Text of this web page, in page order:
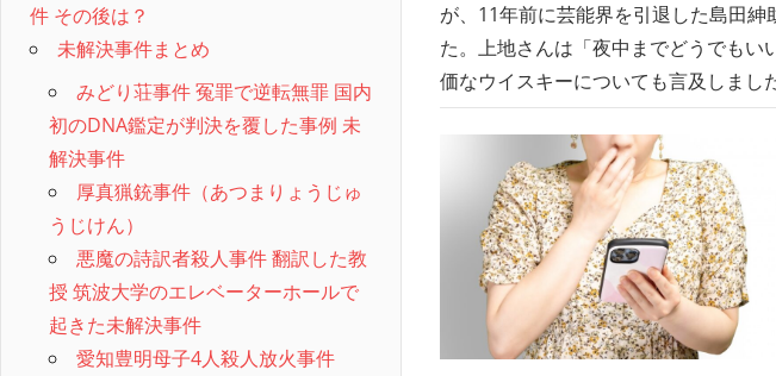
が、11年前に芸能界を引退した島田
た。上地さんは「夜中までどうでも
価なウイスキーについても言及しまし
件 その後は？
未解決事件まとめ
みどり荘事件 冤罪で逆転無罪 国内
初のDNA鑑定が判決を覆した事例 未
解決事件
厚真猟銃事件（あつまりょうじゅ
うじけん）
悪魔の詩訳者殺人事件 翻訳した教
授 筑波大学のエレベーターホールで
起きた未解決事件
愛知豊明母子4人殺人放火事件